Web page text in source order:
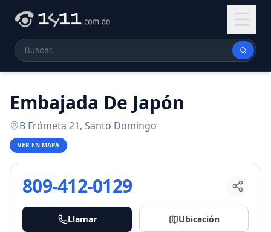
Embajada De Japón
B Frómeta 21, Santo Domingo
VER EN MAPA
809-412-0129
Llamar Ubicación